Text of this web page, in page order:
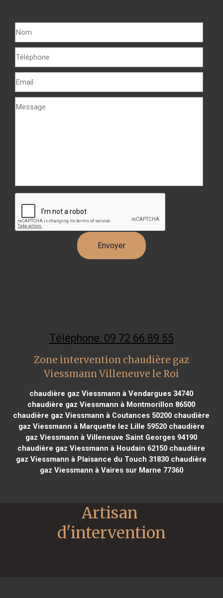
Téléphone: 09 72 66 89 55
Zone intervention chaudière gaz
Viessmann Villeneuve le Roi
chaudière gaz Viessmann à Vendargues 34740
chaudière gaz Viessmann à Montmorillon 86500
chaudière gaz Viessmann à Coutances 50200 chaudière
gaz Viessmann à Marquette lez Lille 59520chaudière
gaz Viessmann à Villeneuve Saint Georges 94190
chaudière gaz Viessmann à Houdain 62150 chaudière
gaz Viessmann à Plaisance du Touch 31830 chaudière
gaz Viessmann à Vaires sur Marne 77360
Artisan
d'intervention